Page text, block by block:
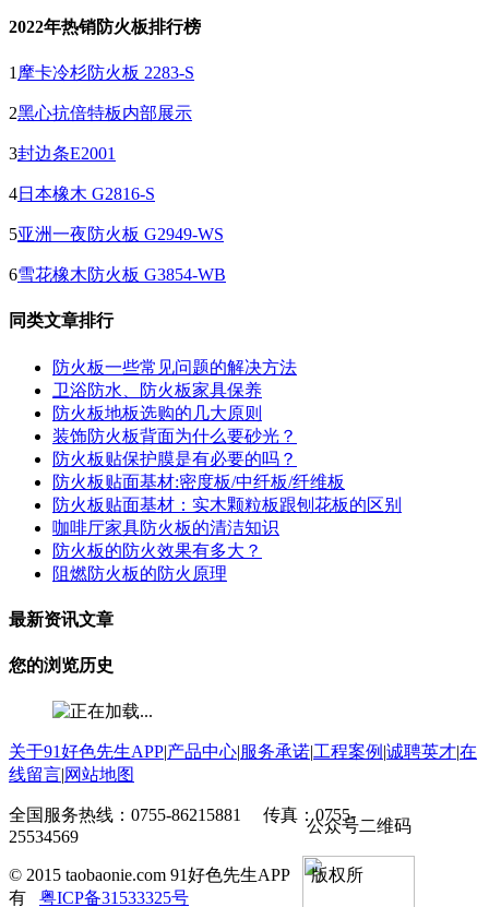
2022年热销防火板排行榜
1 摩卡冷杉防火板 2283-S
2黑心抗倍特板内部展示
3封边条E2001
4日本橡木 G2816-S
5亚洲一夜防火板 G2949-WS
6雪花橡木防火板 G3854-WB
同类文章排行
防火板一些常见问题的解决方法
卫浴防水、防火板家具保养
防火板地板选购的几大原则
装饰防火板背面为什么要砂光？
防火板贴保护膜是有必要的吗？
防火板贴面基材:密度板/中纤板/纤维板
防火板贴面基材：实木颗粒板跟刨花板的区别
咖啡厅家具防火板的清洁知识
防火板的防火效果有多大？
阻燃防火板的防火原理
最新资讯文章
您的浏览历史
关于91好色先生APP 产品中心 服务承诺工程案例 诚聘英才在
线留言 网站地图
公众号二维码
全国服务热线：0755-86215881 传真：0755-
25534569
© 2015 taobaonie.com 91好色先生APP 版权所
有 粤ICP备31533325号